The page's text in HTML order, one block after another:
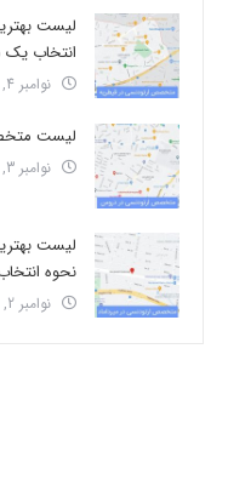
لیست
انتخاب
نوامبر 4, 2024
لیست
نوامبر 3, 2024
لیست
نحوه
نوامبر 2, 2024